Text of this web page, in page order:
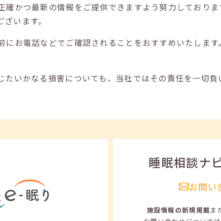
確かつ最新の情報をご提供できますよう努力しており
います。
お電話などでご確認されることをおすすめいたしま
いかなる損害についても、当社ではその責任を一切
睡眠相談ナ
お問い
施設情報の新規掲載ま